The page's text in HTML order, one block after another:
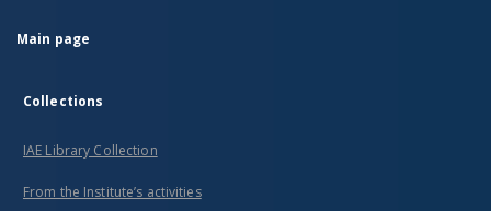
Main page
Collections
IAE Library Collection
From the Institute’s activities